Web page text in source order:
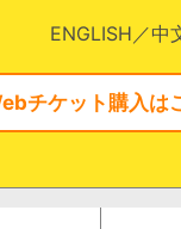
ENGLISH 中
チケット購入は